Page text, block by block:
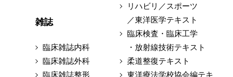
雑誌
臨床雑誌内科
臨床雑誌外科
臨床雑誌整形
リハビリ／スポーツ
／東洋医学テキスト
臨床検査・臨床工学
・放射線技術テキスト
柔道整復テキスト
東洋療法学校協会編テキ